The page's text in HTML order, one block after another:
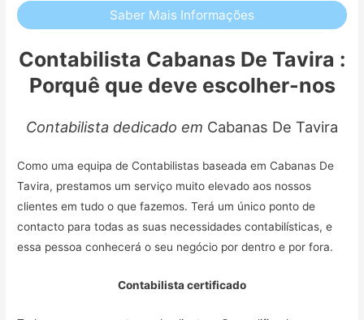
Saber Mais Informações
Contabilista Cabanas De Tavira :
Porquê que deve escolher-nos
Contabilista dedicado em Cabanas De Tavira
Como uma equipa de Contabilistas baseada em Cabanas De
Tavira, prestamos um serviço muito elevado aos nossos
clientes em tudo o que fazemos. Terá um único ponto de
contacto para todas as suas necessidades contabilísticas, e
essa pessoa conhecerá o seu negócio por dentro e por fora.
Contabilista certificado